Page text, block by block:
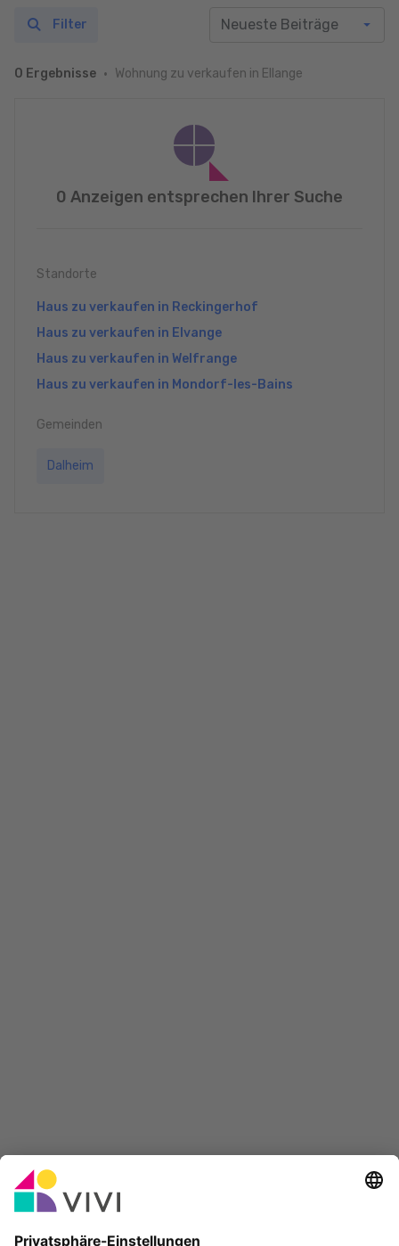
0 Ergebnisse Wohnung zu verkaufen in Ellange
Filter
0 Anzeigen entsprechen Ihrer Suche
Standorte
Haus zu verkaufen in Reckingerhof
Haus zu verkaufen in Elvange
Haus zu verkaufen in Welfrange
Haus zu verkaufen in Mondorf-les-Bains
Gemeinden
Dalheim